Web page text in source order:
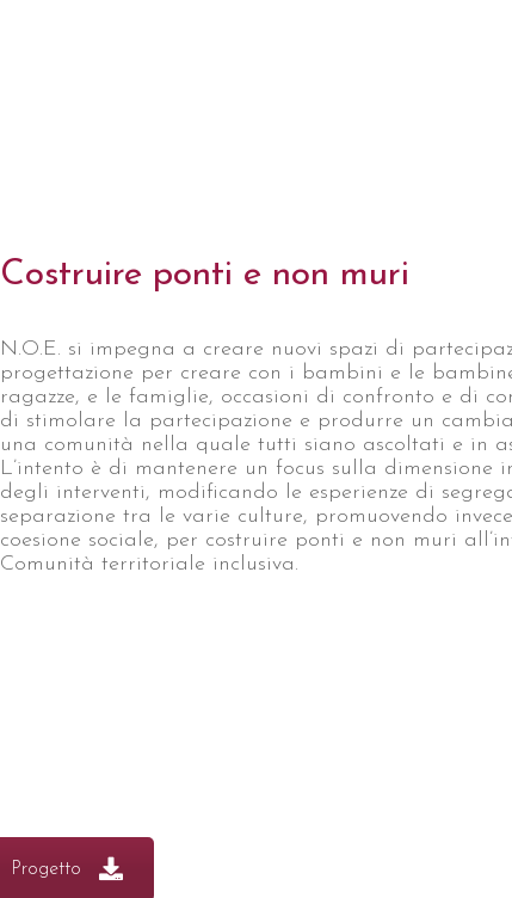
Costruire ponti e non muri
N.O.E. si impegna a creare nuovi spazi di
progettazione per creare con i bambini e le
ragazze, e le famiglie, occasioni di confronto e di
di stimolare la partecipazione e produrre un
una comunità nella quale tutti siano ascoltati e in
L’intento è di mantenere un focus sulla dimensione
degli interventi, modificando le esperienze di
separazione tra le varie culture, promuovendo
coesione sociale, per costruire ponti e non muri
Comunità territoriale inclusiva.
Progetto